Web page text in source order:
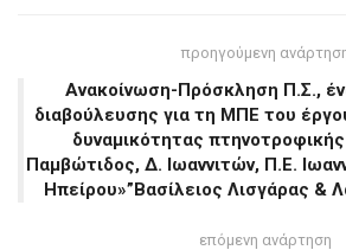
προηγούμενη
Ανακοίνωση-Πρόσκληση Π.Σ.,
διαβούλευσης για τη ΜΠΕ του
δυναμικότητας
Παμβώτιδος, Δ. Ιωαννιτών, Π.Ε.
Ηπείρου»”Βασίλειος Λισγάρας &
επόμενη ανάρτηση